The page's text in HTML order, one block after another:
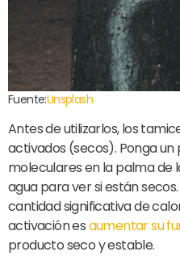
Fuente:Unsplash
Antes de utilizarlos, los
activados (secos). Ponga
moleculares en la palma de
agua para ver si están
cantidad significativa de
activación esaumentar su
producto seco y estable.